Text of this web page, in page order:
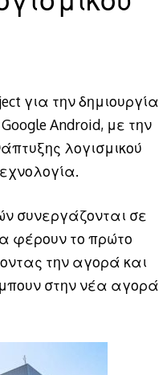
για την δημιουργία
Android, με την
λογισμικού
συνεργάζονται σε
φέρουν το πρώτο
την αγορά και
στην νέα αγορά